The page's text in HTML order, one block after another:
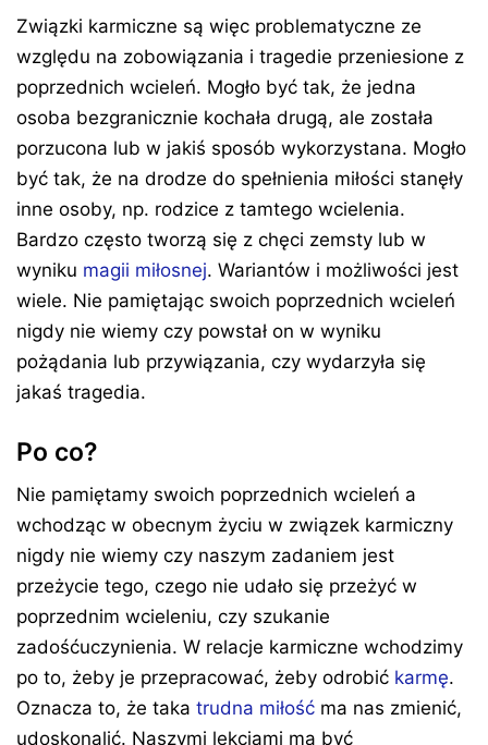
Związki karmiczne są więc problematyczne ze
względu na zobowiązania i tragedie przeniesione z
poprzednich wcieleń. Mogło być tak, że jedna
osoba bezgranicznie kochała drugą, ale została
porzucona lub w jakiś sposób wykorzystana. Mogło
być tak, że na drodze do spełnienia miłości stanęły
inne osoby, np. rodzice z tamtego wcielenia.
Bardzo często tworzą się z chęci zemsty lub w
wyniku magii miłosnej. Wariantów i możliwości jest
wiele. Nie pamiętając swoich poprzednich wcieleń
nigdy nie wiemy czy powstał on w wyniku
pożądania lub przywiązania, czy wydarzyła się
jakaś tragedia.
Po co?
Nie pamiętamy swoich poprzednich wcieleń a
wchodząc w obecnym życiu w związek karmiczny
nigdy nie wiemy czy naszym zadaniem jest
przeżycie tego, czego nie udało się przeżyć w
poprzednim wcieleniu, czy szukanie
zadośćuczynienia. W relacje karmiczne wchodzimy
po to, żeby je przepracować, żeby odrobić karmę.
Oznacza to, że taka trudna miłość ma nas zmienić,
udoskonalić. Naszymi lekcjami ma być